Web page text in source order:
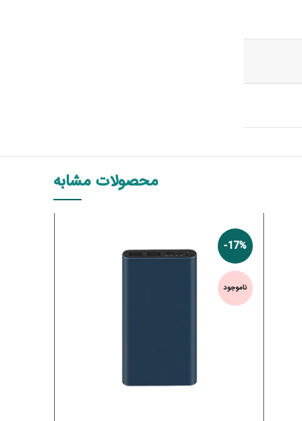
محصولات مشابه
-17%
ناموجود